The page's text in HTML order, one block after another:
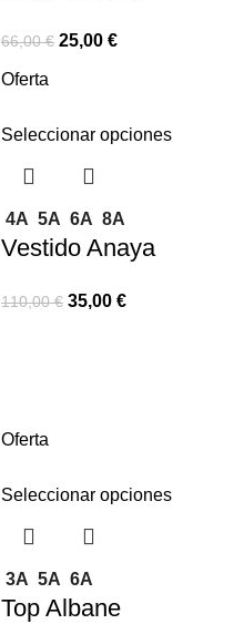
66,00€ 25,00 €
Oferta
Seleccionar opciones
4A 5A 6A 8A
Vestido Anaya
110,00€ 35,00 €
Oferta
Seleccionar opciones
3A 5A 6A
Top Albane